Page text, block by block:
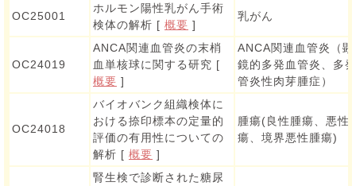
OC25001
ホルモン陽性乳がん手術
検体の解析 [ 概要 ]
乳がん
OC24019
ANCA関連血管炎の末梢
血単核球に関する研究 [
概要 ]
ANCA関連血管炎（
鏡的多発血管炎、多
管炎性肉芽腫症）
OC24018
バイオバンク組織検体に
おける捺印標本の定量的
評価の有用性についての
解析 [ 概要 ]
腫瘍(良性腫瘍、悪性
瘍、境界悪性腫瘍)
腎生検で診断された糖尿